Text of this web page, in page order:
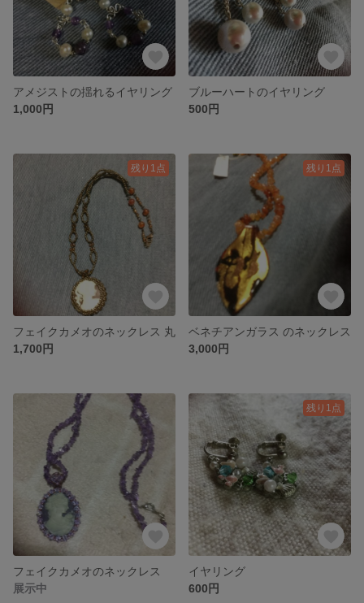
アメジストの揺れるイヤリング
1,000円
ブルーハートのイヤリング
500円
残り1点
フェイクカメオのネックレス 丸
1,700円
残り1点
ベネチアンガラス のネックレス
3,000円
フェイクカメオのネックレス
展示中
残り1点
イヤリング
600円